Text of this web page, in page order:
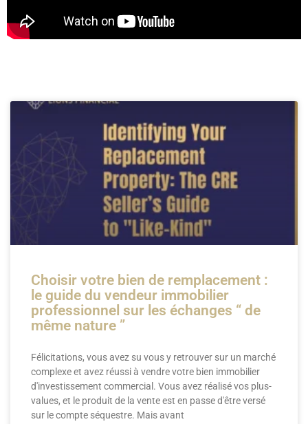
Choisir votre bien de remplacement :
le guide du vendeur immobilier
professionnel sur les échanges “ de
même nature ”
Félicitations, vous avez su vous y retrouver sur un marché
complexe et avez réussi à vendre votre bien immobilier
d'investissement commercial. Vous avez réalisé vos plus-
values, et le produit de la vente est en passe d'être versé
sur le compte séquestre. Mais avant